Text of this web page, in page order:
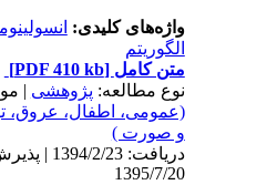
واژه‌های کلیدی:انسولینوما
الگوریتم
متن کامل[PDF 410 kb]
نوع مطالعه:پژوهشی|
(عمومی، اطفال، عروق،
و صورت )
1395/7/20